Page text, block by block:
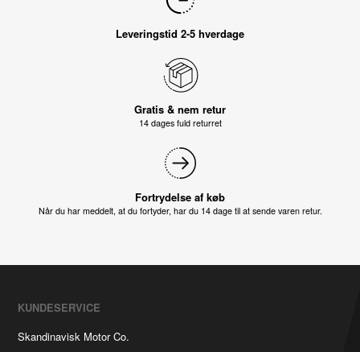
Leveringstid 2-5 hverdage
Gratis & nem retur
14 dages fuld returret
Fortrydelse af køb
Når du har meddelt, at du fortyder, har du 14 dage til at sende varen retur.
KUNDESERVICE
Skandinavisk Motor Co.